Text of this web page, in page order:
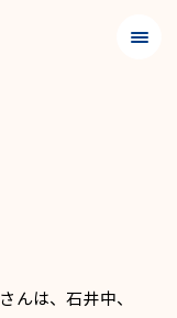
メニ
んは、石井中、